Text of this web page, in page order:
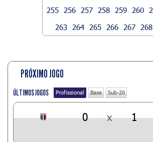
255
256 257 258 259 260
263
264 265 266 267 268
PRÓXIMO JOGO
ÚLTIMOS JOGOS Profissional Base Sub-20
0 x 1